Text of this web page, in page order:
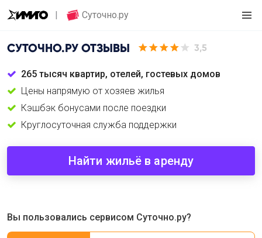
Суточно.ру
СУТОЧНО.РУ ОТЗЫВЫ 3,5
265 тысяч квартир, отелей, гостевых домов
Цены напрямую от хозяев жилья
Кэшбэк бонусами после поездки
Круглосуточная служба поддержки
Найти жильё в аренду
Вы пользовались сервисом Суточно.ру?